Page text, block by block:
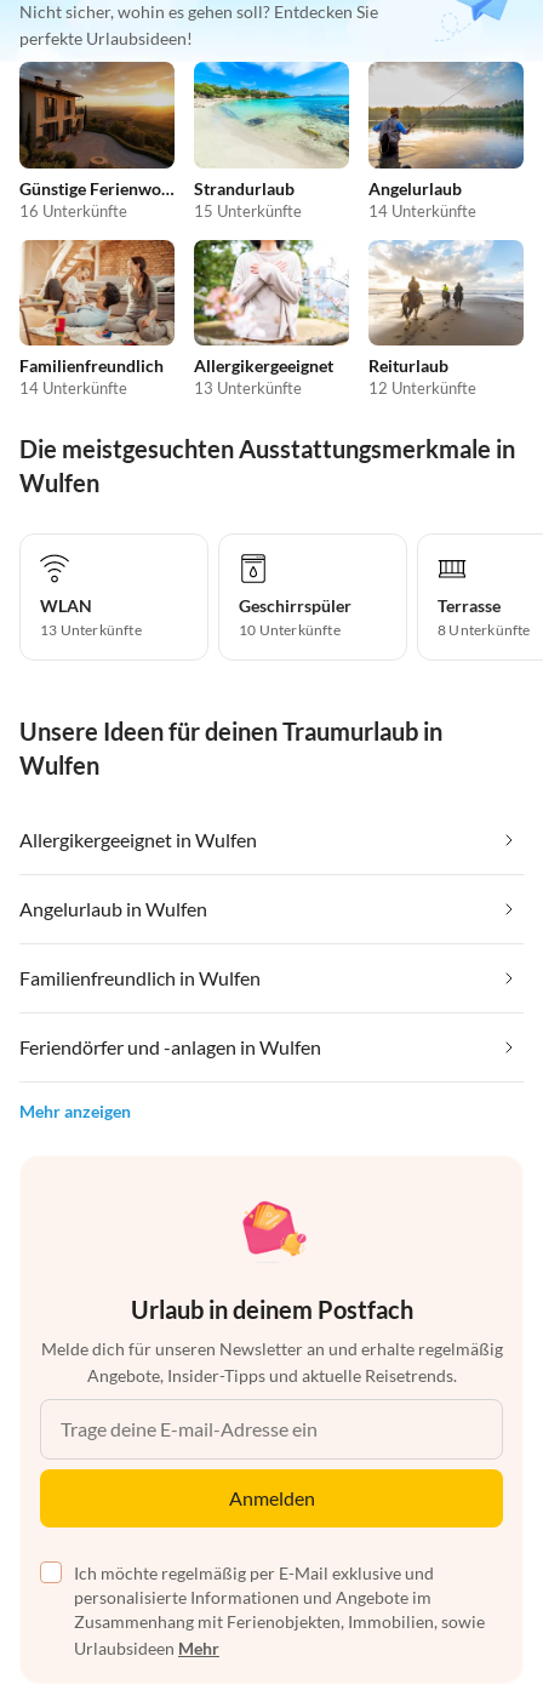
Nicht sicher, wohin es gehen soll? Entdecken Sie
perfekte Urlaubsideen!
Günstige Ferienwohnungen
16 Unterkünfte
Strandurlaub
15 Unterkünfte
Angelurlaub
14 Unterkünfte
Familienfreundlich
14 Unterkünfte
Allergikergeeignet
13 Unterkünfte
Reiturlaub
12 Unterkünfte
Die meistgesuchten Ausstattungsmerkmale in
Wulfen
WLAN
13 Unterkünfte
Geschirrspüler
10 Unterkünfte
Terrasse
8 Unterkünfte
Unsere Ideen für deinen Traumurlaub in
Wulfen
Allergikergeeignet in Wulfen
Angelurlaub in Wulfen
Familienfreundlich in Wulfen
Feriendörfer und -anlagen in Wulfen
Mehr anzeigen
Urlaub in deinem Postfach
Melde dich für unseren Newsletter an und erhalte regelmäßig
Angebote, Insider-Tipps und aktuelle Reisetrends.
Anmelden
Ich möchte regelmäßig per E-Mail exklusive und
personalisierte Informationen und Angebote im
Zusammenhang mit Ferienobjekten, Immobilien, sowie
Urlaubsideen Mehr